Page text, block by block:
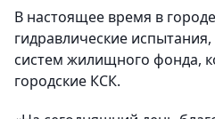
В настоящее время в
гидравлические
систем жилищного фонда,
городские КСК.